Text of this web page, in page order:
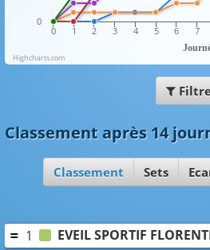
0 1 2 3 4 5 6 7
0
Highcharts.com
Classement après 14
Classement Sets
1 EVEIL SPORTIF